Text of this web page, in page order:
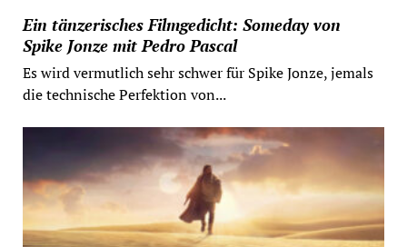
Ein tänzerisches Filmgedicht: Someday von
Spike Jonze mit Pedro Pascal
Es wird vermutlich sehr schwer für Spike Jonze, jemals
die technische Perfektion von...